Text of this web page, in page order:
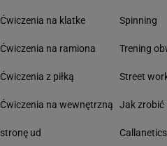
Ćwiczenia na klatke
Ćwiczenia na ramiona
Ćwiczenia z piłką
Ćwiczenia na wewnętrzną
stronę ud
Spinning
Trening
Street
Jak zrobić
Callanetics